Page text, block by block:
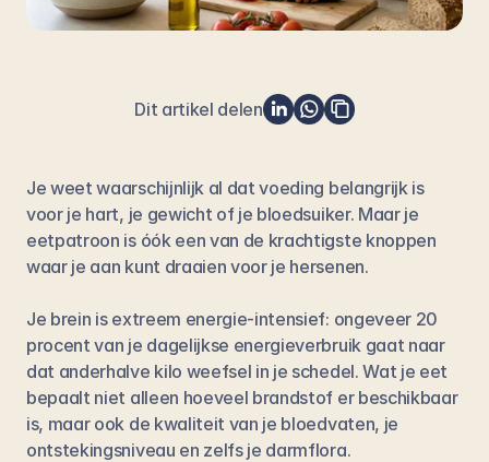
Dit artikel delen
Je weet waarschijnlijk al dat voeding belangrijk is
voor je hart, je gewicht of je bloedsuiker. Maar je
eetpatroon is óók een van de krachtigste knoppen
waar je aan kunt draaien voor je hersenen.
Je brein is extreem energie-intensief: ongeveer 20
procent van je dagelijkse energieverbruik gaat naar
dat anderhalve kilo weefsel in je schedel. Wat je eet
bepaalt niet alleen hoeveel brandstof er beschikbaar
is, maar ook de kwaliteit van je bloedvaten, je
ontstekingsniveau en zelfs je darmflora.